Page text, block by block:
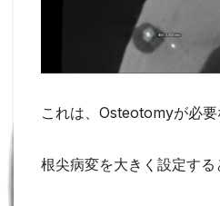
これは、Osteotomyが必要
根尖病変を大きく設定する